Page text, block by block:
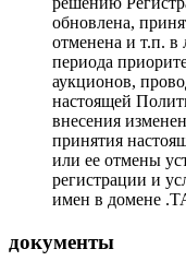
обновлена,
отменена и т.п. в
периода
аукционов,
настоящей
внесения
принятия
или ее отмены
регистрации и
имен в домене
документы